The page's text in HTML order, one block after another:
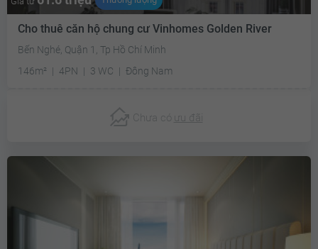
Cho thuê căn hộ chung cư Vinhomes Golden River
Bến Nghé, Quận 1, Tp Hồ Chí Minh
146m²
4PN 3 WC Đông Nam
Chưa có ưu đãi